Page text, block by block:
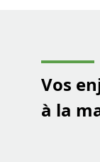
Vos
à la